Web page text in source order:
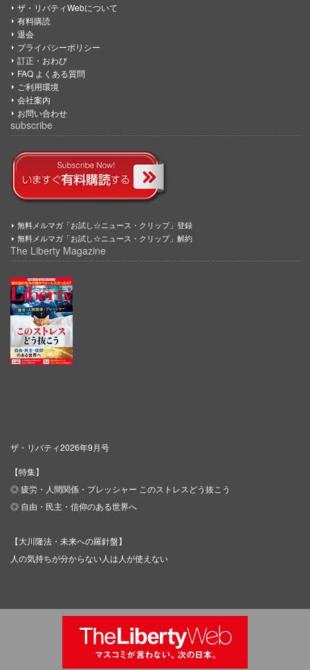
ザ・リバティWebについて
有料購読
退会
プライバシーポリシー
訂正・おわび
FAQ よくある質問
ご利用環境
会社案内
お問い合わせ
subscribe
無料メルマガ「お試し☆ニュース・クリップ」登録
無料メルマガ「お試し☆ニュース・クリップ」解約
The Liberty Magazine
ザ・リバティ2026年9月号
【特集】
◎ 疲労・人間関係・プレッシャー このストレスどう抜こう
◎ 自由・民主・信仰のある世界へ
【大川隆法・未来への羅針盤】
人の気持ちが分からない人は人が使えない